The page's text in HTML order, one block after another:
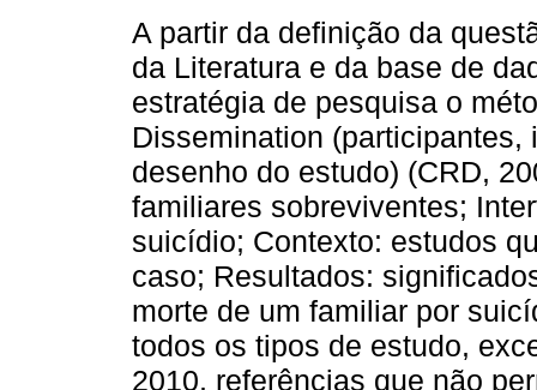
A partir da definição da
da Literatura e da base de
estratégia de pesquisa o
Dissemination
desenho do estudo) (CRD,
familiares sobreviventes;
suicídio; Contexto: estudos
caso; Resultados:
morte de um familiar por
todos os tipos de estudo,
2010, referências que não